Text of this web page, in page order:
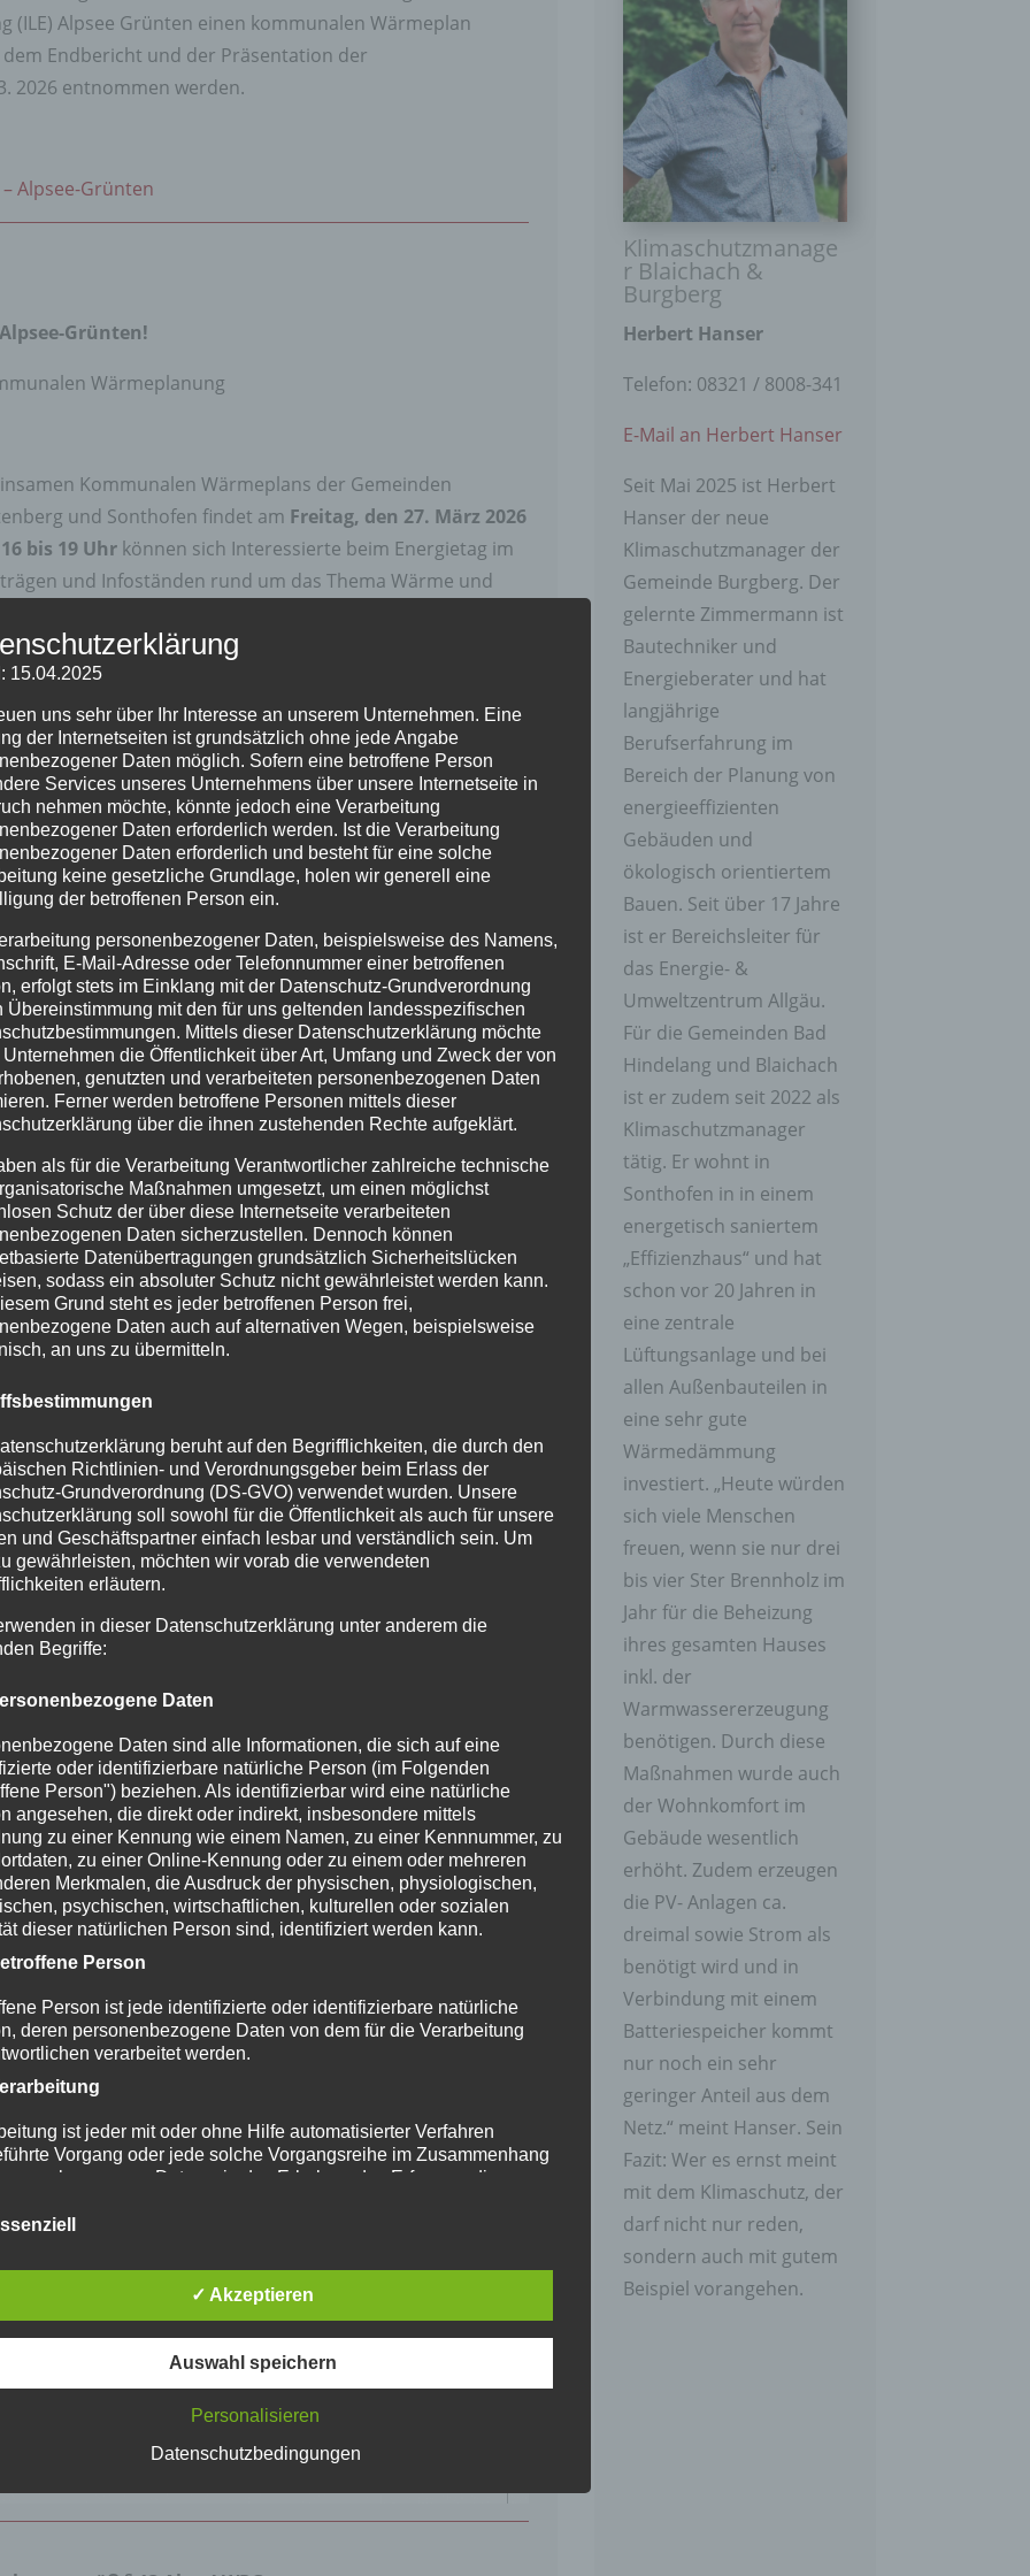
(ILE) Alpsee Grünten einen kommunalen Wärmeplan
Endbericht und der Präsentation der
2026 entnommen werden.
Alpsee-Grünten
Grünten!
Wärmeplanung
Kommunalen Wärmeplans der Gemeinden
und Sonthofen findet am Freitag, den 27. März 2026
bis 19 Uhr können sich Interessierte beim Energietag im
und Infoständen rund um das Thema Wärme und
des gemeinsam beauftragten Planungsbüros
über die Grundlagen der Kommunalen Wärmeplanung
und die Besonderheiten des Wärmeplans für die
können sich die Anwesenden an Infoständen
Teilgebieten ihrer Heimatgemeinden erkundigen.
Auskunft über geplante Vorhaben und aktuelle
beantworten. Der Klimaschutzbeauftragte des
einem Stand vor Ort sein.
der Energieagentur eza! mit der Frage „Welche
und Nachteile verschiedener Heizungssysteme
zu Förderungen und Fristen teilen. Auch hier können im
Thema gestellt werden.
erhalten Sie bei der ILE-Umsetzungsbegleitung Margit
oder 08323/9988-160.
Klimaschutzmanage
r Blaichach &
Burgberg
Herbert Hanser
Telefon: 08321 / 8008-341
E-Mail an Herbert Hanser
Seit Mai 2025 ist Herbert
Hanser der neue
Klimaschutzmanager der
Gemeinde Burgberg. Der
gelernte Zimmermann ist
Bautechniker und
Energieberater und hat
langjährige
Berufserfahrung im
Bereich der Planung von
energieeffizienten
Gebäuden und
ökologisch orientiertem
Bauen. Seit über 17 Jahre
ist er Bereichsleiter für
das Energie- &
Umweltzentrum Allgäu.
Für die Gemeinden Bad
Hindelang und Blaichach
ist er zudem seit 2022 als
Klimaschutzmanager
tätig. Er wohnt in
Sonthofen in in einem
energetisch saniertem
„Effizienzhaus“ und hat
schon vor 20 Jahren in
eine zentrale
Lüftungsanlage und bei
allen Außenbauteilen in
eine sehr gute
Wärmedämmung
investiert. „Heute würden
sich viele Menschen
freuen, wenn sie nur drei
bis vier Ster Brennholz im
Jahr für die Beheizung
ihres gesamten Hauses
inkl. der
Warmwassererzeugung
benötigen. Durch diese
Maßnahmen wurde auch
der Wohnkomfort im
Gebäude wesentlich
erhöht. Zudem erzeugen
die PV- Anlagen ca.
dreimal sowie Strom als
benötigt wird und in
Verbindung mit einem
Batteriespeicher kommt
nur noch ein sehr
geringer Anteil aus dem
Netz.“ meint Hanser. Sein
Fazit: Wer es ernst meint
mit dem Klimaschutz, der
darf nicht nur reden,
sondern auch mit gutem
Beispiel vorangehen.
15.04.2025
uns sehr über Ihr Interesse an unserem Unternehmen. Eine
der Internetseiten ist grundsätzlich ohne jede Angabe
Daten möglich. Sofern eine betroffene Person
Services unseres Unternehmens über unsere Internetseite in
nehmen möchte, könnte jedoch eine Verarbeitung
Daten erforderlich werden. Ist die Verarbeitung
Daten erforderlich und besteht für eine solche
keine gesetzliche Grundlage, holen wir generell eine
der betroffenen Person ein.
personenbezogener Daten, beispielsweise des Namens,
E-Mail-Adresse oder Telefonnummer einer betroffenen
erfolgt stets im Einklang mit der Datenschutz-Grundverordnung
Übereinstimmung mit den für uns geltenden landesspezifischen
Mittels dieser Datenschutzerklärung möchte
Unternehmen die Öffentlichkeit über Art, Umfang und Zweck der von
genutzten und verarbeiteten personenbezogenen Daten
Ferner werden betroffene Personen mittels dieser
über die ihnen zustehenden Rechte aufgeklärt.
als für die Verarbeitung Verantwortlicher zahlreiche technische
Maßnahmen umgesetzt, um einen möglichst
Schutz der über diese Internetseite verarbeiteten
Daten sicherzustellen. Dennoch können
Datenübertragungen grundsätzlich Sicherheitslücken
sodass ein absoluter Schutz nicht gewährleistet werden kann.
Grund steht es jeder betroffenen Person frei,
Daten auch auf alternativen Wegen, beispielsweise
an uns zu übermitteln.
beruht auf den Begrifflichkeiten, die durch den
Richtlinien- und Verordnungsgeber beim Erlass der
Grundverordnung (DS-GVO) verwendet wurden. Unsere
soll sowohl für die Öffentlichkeit als auch für unsere
und Geschäftspartner einfach lesbar und verständlich sein. Um
gewährleisten, möchten wir vorab die verwendeten
erläutern.
in dieser Datenschutzerklärung unter anderem die
Begriffe:
Daten
Daten sind alle Informationen, die sich auf eine
oder identifizierbare natürliche Person (im Folgenden
Person") beziehen. Als identifizierbar wird eine natürliche
angesehen, die direkt oder indirekt, insbesondere mittels
zu einer Kennung wie einem Namen, zu einer Kennnummer, zu
zu einer Online-Kennung oder zu einem oder mehreren
Merkmalen, die Ausdruck der physischen, physiologischen,
psychischen, wirtschaftlichen, kulturellen oder sozialen
dieser natürlichen Person sind, identifiziert werden kann.
Person
Person ist jede identifizierte oder identifizierbare natürliche
deren personenbezogene Daten von dem für die Verarbeitung
verarbeitet werden.
ist jeder mit oder ohne Hilfe automatisierter Verfahren
Vorgang oder jede solche Vorgangsreihe im Zusammenhang
Daten wie das Erheben, das Erfassen, die
das Auslesen, das Abfragen, die Verwendung, die
den Abgleich oder die Verknüpfung, die Einschränkung, das
oder die Vernichtung.
der Verarbeitung
der Verarbeitung ist die Markierung gespeicherter
Daten mit dem Ziel, ihre künftige Verarbeitung
ist jede Art der automatisierten Verarbeitung personenbezogener
die darin besteht, dass diese personenbezogenen Daten verwendet
✓ Akzeptieren
Auswahl speichern
Personalisieren
Datenschutzbedingungen